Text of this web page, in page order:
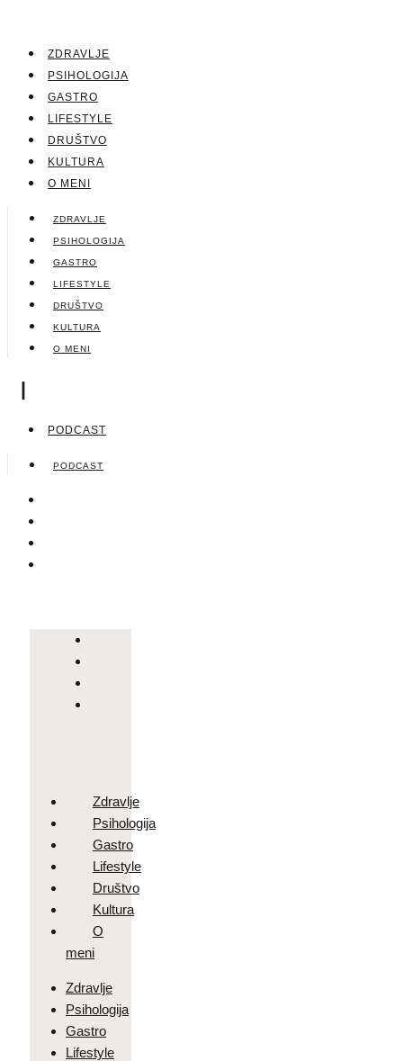
ZDRAVLJE
PSIHOLOGIJA
GASTRO
LIFESTYLE
DRUŠTVO
KULTURA
O MENI
ZDRAVLJE
PSIHOLOGIJA
GASTRO
LIFESTYLE
DRUŠTVO
KULTURA
O MENI
|
PODCAST
PODCAST
Zdravlje
Psihologija
Gastro
Lifestyle
Društvo
Kultura
O
meni
Zdravlje
Psihologija
Gastro
Lifestyle